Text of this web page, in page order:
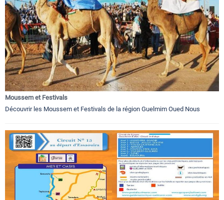
Moussem et Festivals
Découvrir les Moussem et Festivals de la région Guelmim Oued Nous